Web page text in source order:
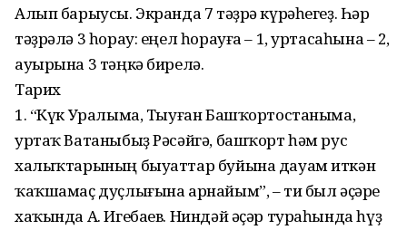
Алып барыусы. Экранда 7 тәҙрә күрәһегеҙ. Һәр
тәҙрәлә 3 һорау: еңел һорауға – 1, уртасаһына – 2,
ауырына 3 тәңкә бирелә.
Тарих
1. “Күк Уралыма, Тыуған Башҡортостаныма,
уртаҡ Ватаныбыҙ Рәсәйгә, башҡорт һәм рус
халыҡтарының быуаттар буйына дауам иткән
ҡаҡшамаҫ дуҫлығына арна­йым”, – ти был әҫәре
хаҡында А. Игебаев. Ниндәй әҫәр тураһында һүҙ